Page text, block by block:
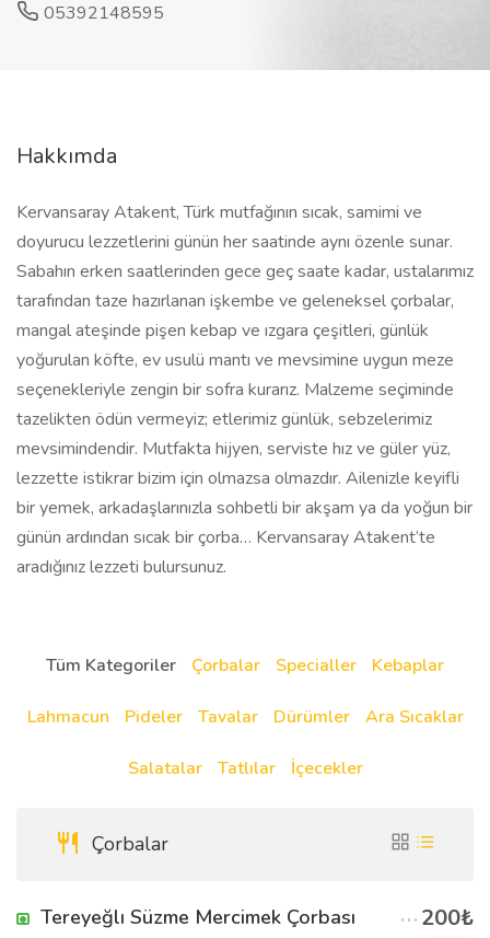
05392148595
Hakkımda
Kervansaray Atakent, Türk mutfağının sıcak, samimi ve
doyurucu lezzetlerini günün her saatinde aynı özenle sunar.
Sabahın erken saatlerinden gece geç saate kadar, ustalarımız
tarafından taze hazırlanan işkembe ve geleneksel çorbalar,
mangal ateşinde pişen kebap ve ızgara çeşitleri, günlük
yoğurulan köfte, ev usulü mantı ve mevsimine uygun meze
seçenekleriyle zengin bir sofra kurarız. Malzeme seçiminde
tazelikten ödün vermeyiz; etlerimiz günlük, sebzelerimiz
mevsimindendir. Mutfakta hijyen, serviste hız ve güler yüz,
lezzette istikrar bizim için olmazsa olmazdır. Ailenizle keyifli
bir yemek, arkadaşlarınızla sohbetli bir akşam ya da yoğun bir
günün ardından sıcak bir çorba… Kervansaray Atakent’te
aradığınız lezzeti bulursunuz.
Tüm Kategoriler Çorbalar Specialler Kebaplar
Lahmacun Pideler Tavalar Dürümler Ara Sıcaklar
Salatalar Tatlılar İçecekler
Çorbalar
Tereyeğlı Süzme Mercimek Çorbası 200₺